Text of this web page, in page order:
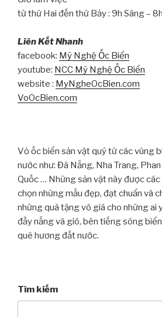
từ thứ Hai đến thứ Bảy : 9h Sáng –
Liên Kết Nhanh
facebook: Mỹ Nghệ Ốc Biển
youtube: NCC Mỹ Nghệ Ốc Biển
website : MyNgheOcBien.com
VoOcBien.com
Vỏ ốc biển sản vật quý từ các vùng
nước như: Đà Nẵng, Nha Trang,
Quốc … Những sản vật này được các
chọn những mẫu đẹp, đạt chuẩn và
những quà tặng vô giá cho những ai
đầy nắng và gió, bên tiếng sóng
quê hương đất nước.
Tìm kiếm